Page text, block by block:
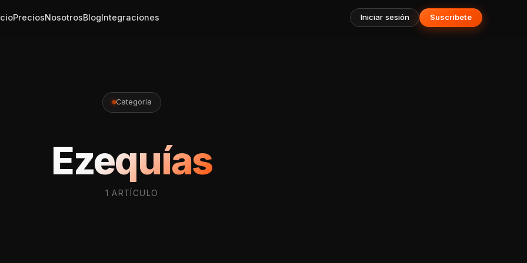
PreciosNosotrosBlogIntegraciones Iniciar sesión Suscríbete
Categoría
Ezequías
1 ARTÍCULO